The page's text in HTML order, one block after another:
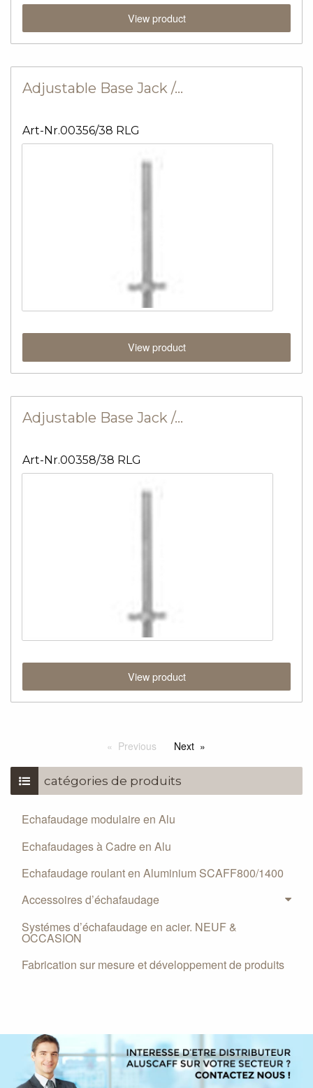
View product
Adjustable Base Jack /…
Art-Nr.00356/38 RLG
View product
Adjustable Base Jack /…
Art-Nr.00358/38 RLG
View product
Previous Next
catégories de produits
Echafaudage modulaire en Alu
Echafaudages à Cadre en Alu
Echafaudage roulant en Aluminium SCAFF800/1400
Accessoires d’échafaudage
Systémes d’échafaudage en acier. NEUF &
OCCASION
Fabrication sur mesure et développement de produits